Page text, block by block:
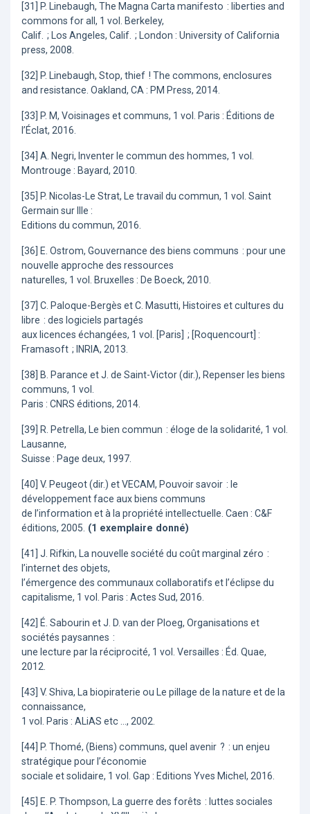
[31] P. Linebaugh, The Magna Carta manifesto : liberties and
commons for all, 1 vol. Berkeley,
Calif. ; Los Angeles, Calif. ; London : University of California
press, 2008.
[32] P. Linebaugh, Stop, thief ! The commons, enclosures
and resistance. Oakland, CA : PM Press, 2014.
[33] P. M, Voisinages et communs, 1 vol. Paris : Éditions de
l’Éclat, 2016.
[34] A. Negri, Inventer le commun des hommes, 1 vol.
Montrouge : Bayard, 2010.
[35] P. Nicolas-Le Strat, Le travail du commun, 1 vol. Saint
Germain sur Ille :
Editions du commun, 2016.
[36] E. Ostrom, Gouvernance des biens communs : pour une
nouvelle approche des ressources
naturelles, 1 vol. Bruxelles : De Boeck, 2010.
[37] C. Paloque-Bergès et C. Masutti, Histoires et cultures du
libre : des logiciels partagés
aux licences échangées, 1 vol. [Paris] ; [Roquencourt] :
Framasoft ; INRIA, 2013.
[38] B. Parance et J. de Saint-Victor (dir.), Repenser les biens
communs, 1 vol.
Paris : CNRS éditions, 2014.
[39] R. Petrella, Le bien commun : éloge de la solidarité, 1 vol.
Lausanne,
Suisse : Page deux, 1997.
[40] V. Peugeot (dir.) et VECAM, Pouvoir savoir : le
développement face aux biens communs
de l’information et à la propriété intellectuelle. Caen : C&F
éditions, 2005. (1 exemplaire donné)
[41] J. Rifkin, La nouvelle société du coût marginal zéro :
l’internet des objets,
l’émergence des communaux collaboratifs et l’éclipse du
capitalisme, 1 vol. Paris : Actes Sud, 2016.
[42] É. Sabourin et J. D. van der Ploeg, Organisations et
sociétés paysannes :
une lecture par la réciprocité, 1 vol. Versailles : Éd. Quae,
2012.
[43] V. Shiva, La biopiraterie ou Le pillage de la nature et de la
connaissance,
1 vol. Paris : ALiAS etc …, 2002.
[44] P. Thomé, (Biens) communs, quel avenir ? : un enjeu
stratégique pour l’économie
sociale et solidaire, 1 vol. Gap : Editions Yves Michel, 2016.
[45] E. P. Thompson, La guerre des forêts : luttes sociales